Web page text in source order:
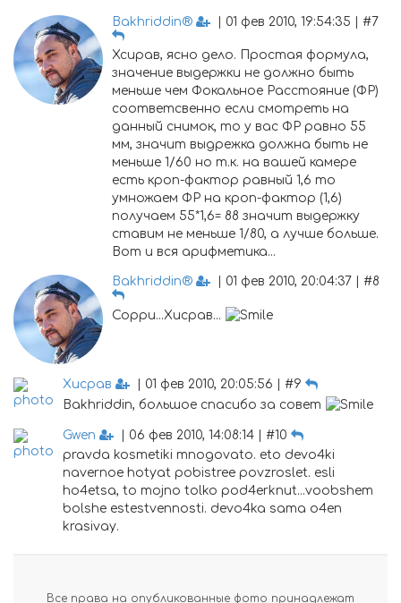
Bakhriddin® | 01 фев 2010, 19:54:35 | #7
Хсирав, ясно дело. Простая формула,
значение выдержки не должно быть
меньше чем Фокальное Расстояние (ФР)
соответсвенно если смотреть на
данный снимок, то у вас ФР равно 55
мм, значит выдрежка должна быть не
меньше 1/60 но т.к. на вашей камере
есть кроп-фактор равный 1,6 то
умножаем ФР на кроп-фактор (1,6)
получаем 55*1,6= 88 значит выдержку
ставим не меньше 1/80, а лучше больше.
Вот и вся арифметика...
Bakhriddin® | 01 фев 2010, 20:04:37 | #8
Сорри...Хисрав...
Хисрав
| 01 фев 2010, 20:05:56 | #9
Bakhriddin, большое спасибо за совет
Gwen
| 06 фев 2010, 14:08:14 | #10
pravda kosmetiki mnogovato. eto devo4ki
navernoe hotyat pobistree povzroslet. esli
ho4etsa, to mojno tolko pod4erknut...voobshem
bolshe estestvennosti. devo4ka sama o4en
krasivay.
Все права на опубликованные фото принадлежат